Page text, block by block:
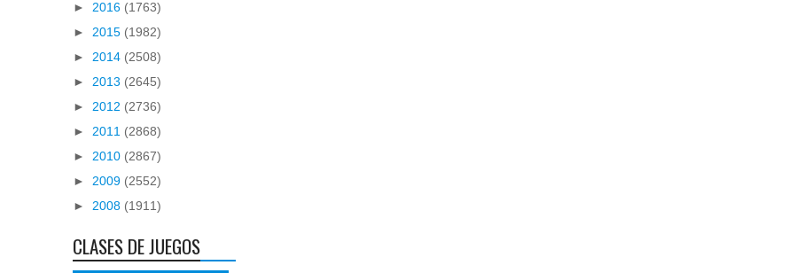
► 2016 (1763)
► 2015 (1982)
► 2014 (2508)
► 2013 (2645)
► 2012 (2736)
► 2011 (2868)
► 2010 (2867)
► 2009 (2552)
► 2008 (1911)
CLASES DE JUEGOS